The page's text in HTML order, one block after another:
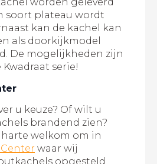
worden geleverd
soort plateau wordt
kan de kachel kan
als doorkijkmodel
De mogelijkheden zijn
serie!
u keuze? Of wilt u
brandend zien?
welkom om in
waar wij
opgesteld